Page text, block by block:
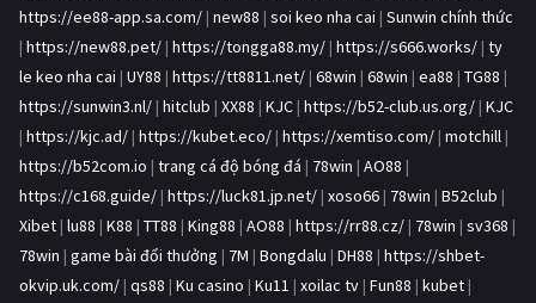
https://ee88-app.sa.com/ | new88 | soi keo nha cai | Sunwin chính thức
| https://new88.pet/ | https://tongga88.my/ | https://s666.works/ | ty
le keo nha cai | UY88 | https://tt8811.net/ | 68win | 68win | ea88 | TG88 |
https://sunwin3.nl/ | hitclub | XX88 | KJC | https://b52-club.us.org/ | KJC
| https://kjc.ad/ | https://kubet.eco/ | https://xemtiso.com/ | motchill |
https://b52com.io | trang cá độ bóng đá | 78win | AO88 |
https://c168.guide/ | https://luck81.jp.net/ | xoso66 | 78win | B52club |
Xibet | lu88 | K88 | TT88 | King88 | AO88 | https://rr88.cz/ | 78win | sv368 |
78win | game bài đổi thưởng | 7M | Bongdalu | DH88 | https://shbet-
okvip.uk.com/ | qs88 | Ku casino | Ku11 | xoilac tv | Fun88 | kubet |